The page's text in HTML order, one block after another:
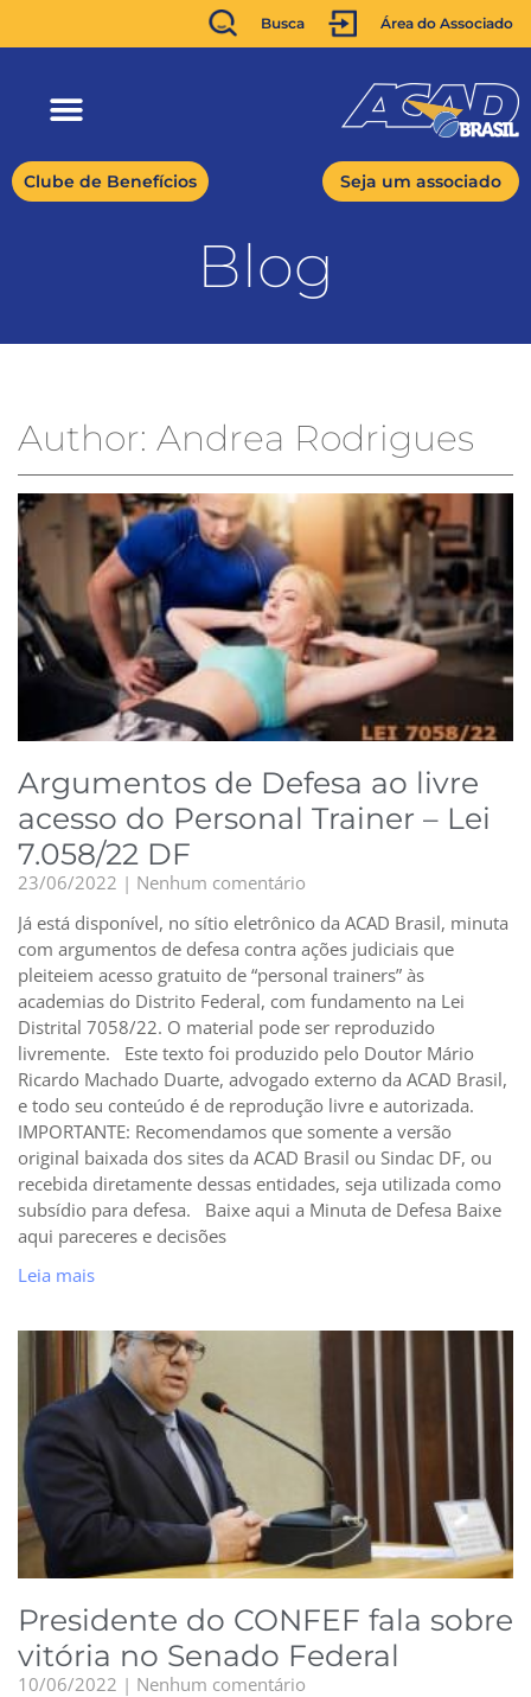
Busca Área do Associado
Clube de Benefícios Seja um associado
Blog
Author: Andrea Rodrigues
Argumentos de Defesa ao livre
acesso do Personal Trainer – Lei
7.058/22 DF
23/06/2022
Nenhum comentário
Já está disponível, no sítio eletrônico da ACAD Brasil, minuta
com argumentos de defesa contra ações judiciais que
pleiteiem acesso gratuito de “personal trainers” às
academias do Distrito Federal, com fundamento na Lei
Distrital 7058/22. O material pode ser reproduzido
livremente. Este texto foi produzido pelo Doutor Mário
Ricardo Machado Duarte, advogado externo da ACAD Brasil,
e todo seu conteúdo é de reprodução livre e autorizada.
IMPORTANTE: Recomendamos que somente a versão
original baixada dos sites da ACAD Brasil ou Sindac DF, ou
recebida diretamente dessas entidades, seja utilizada como
subsídio para defesa. Baixe aqui a Minuta de Defesa Baixe
aqui pareceres e decisões
Leia mais
Presidente do CONFEF fala sobre
vitória no Senado Federal
10/06/2022
Nenhum comentário